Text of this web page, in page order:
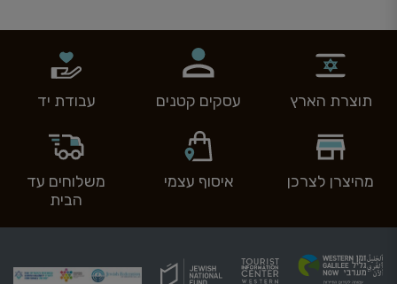
תוצרת הארץ עסקים קטנים עבודת יד
מהיצרן לצרכן איסוף עצמי
משלוחים עד
הבית